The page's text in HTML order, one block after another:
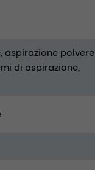
aspirazione polvere
di aspirazione